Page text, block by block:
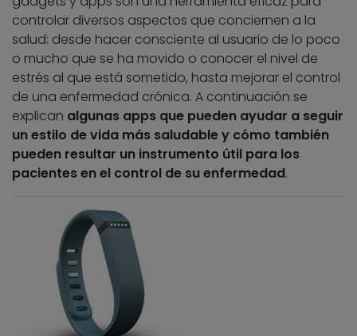
controlar diversos aspectos que conciernen a la
salud: desde hacer consciente al usuario de lo poco
o mucho que se ha movido o conocer el nivel de
estrés al que está sometido, hasta mejorar el control
de una enfermedad crónica. A continuación se
explican algunas apps que pueden ayudar a seguir
un estilo de vida más saludable y cómo también
pueden resultar un instrumento útil para los
pacientes en el control de su enfermedad.